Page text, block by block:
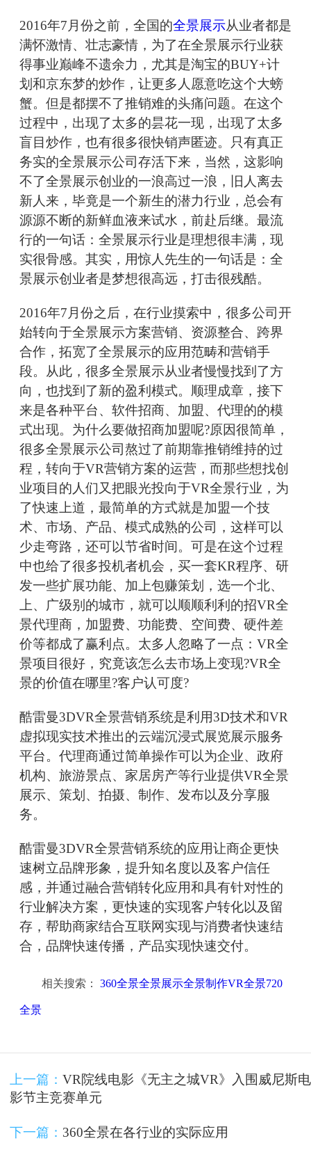
2016年7月份之前，全国的全景展示从业者都是
满怀激情、壮志豪情，为了在全景展示行业获
得事业巅峰不遗余力，尤其是淘宝的BUY+计
划和京东梦的炒作，让更多人愿意吃这个大螃
蟹。但是都摆不了推销难的头痛问题。在这个
过程中，出现了太多的昙花一现，出现了太多
盲目炒作，也有很多很快销声匿迹。只有真正
务实的全景展示公司存活下来，当然，这影响
不了全景展示创业的一浪高过一浪，旧人离去
新人来，毕竟是一个新生的潜力行业，总会有
源源不断的新鲜血液来试水，前赴后继。最流
行的一句话：全景展示行业是理想很丰满，现
实很骨感。其实，用惊人先生的一句话是：全
景展示创业者是梦想很高远，打击很残酷。
2016年7月份之后，在行业摸索中，很多公司开
始转向于全景展示方案营销、资源整合、跨界
合作，拓宽了全景展示的应用范畴和营销手
段。从此，很多全景展示从业者慢慢找到了方
向，也找到了新的盈利模式。顺理成章，接下
来是各种平台、软件招商、加盟、代理的的模
式出现。为什么要做招商加盟呢?原因很简单，
很多全景展示公司熬过了前期靠推销维持的过
程，转向于VR营销方案的运营，而那些想找创
业项目的人们又把眼光投向于VR全景行业，为
了快速上道，最简单的方式就是加盟一个技
术、市场、产品、模式成熟的公司，这样可以
少走弯路，还可以节省时间。可是在这个过程
中也给了很多投机者机会，买一套KR程序、研
发一些扩展功能、加上包赚策划，选一个北、
上、广级别的城市，就可以顺顺利利的招VR全
景代理商，加盟费、功能费、空间费、硬件差
价等都成了赢利点。太多人忽略了一点：VR全
景项目很好，究竟该怎么去市场上变现?VR全
景的价值在哪里?客户认可度?
酷雷曼3DVR全景营销系统是利用3D技术和VR
虚拟现实技术推出的云端沉浸式展览展示服务
平台。代理商通过简单操作可以为企业、政府
机构、旅游景点、家居房产等行业提供VR全景
展示、策划、拍摄、制作、发布以及分享服
务。
酷雷曼3DVR全景营销系统的应用让商企更快
速树立品牌形象，提升知名度以及客户信任
感，并通过融合营销转化应用和具有针对性的
行业解决方案，更快速的实现客户转化以及留
存，帮助商家结合互联网实现与消费者快速结
合，品牌快速传播，产品实现快速交付。
相关搜索： 360全景全景展示全景制作VR全景720
全景
上一篇： VR院线电影《无主之城VR》入围威尼斯电
影节主竞赛单元
下一篇： 360全景在各行业的实际应用